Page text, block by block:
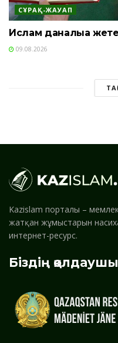
СҰРАҚ-ЖАУАП
Ислам даналыққа
09.08.2026
Kazislam порталы –
жатқан жұмыстарын
интернет-ресурс.
Біздің